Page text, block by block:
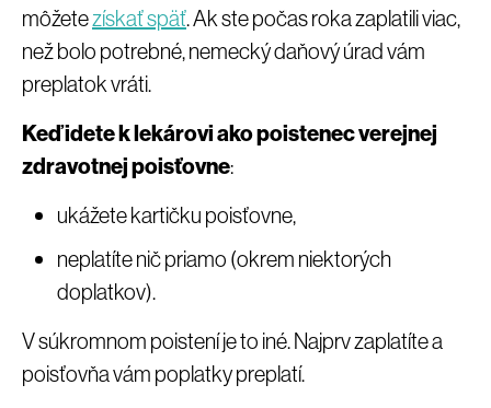
môžetezískať späť. Ak ste počas roka zaplatili viac,
než bolo potrebné, nemecký daňový úrad vám
preplatok vráti.
Keď idete k lekárovi ako poistenec verejnej
zdravotnej poisťovne:
ukážete kartičku poisťovne,
neplatíte nič priamo (okrem niektorých
doplatkov).
V súkromnom poistení je to iné. Najprv zaplatíte a
poisťovňa vám poplatky preplatí.